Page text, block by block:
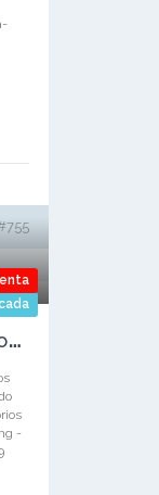
C
asa en Balneario El Chorro, a pasos de la playa
-